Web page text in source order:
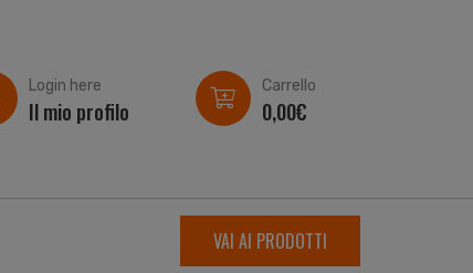
Login here
Il mio profilo
Carrello
0,00€
VAI AI PRODOTTI